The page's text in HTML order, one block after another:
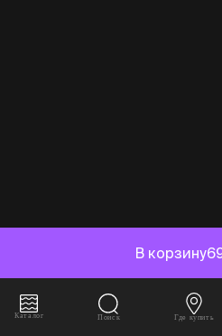
В корзину
Каталог Поиск Где купить